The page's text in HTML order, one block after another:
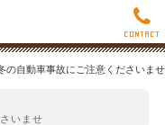
自動車事故にご注意くださいませ
いませ
CONTACT